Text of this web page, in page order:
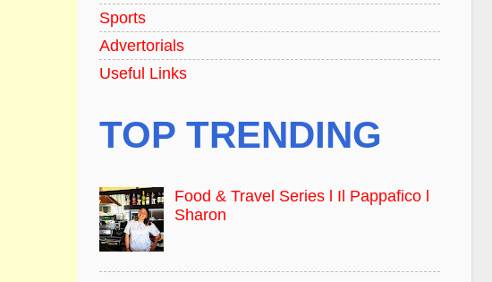
Sports
Advertorials
Useful Links
TOP TRENDING
Food & Travel Series l Il Pappafico l
Sharon